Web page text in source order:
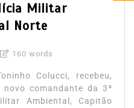
Militar
Norte
160 words
Colucci, recebeu,
comandante da 3ª
Ambiental, Capitão